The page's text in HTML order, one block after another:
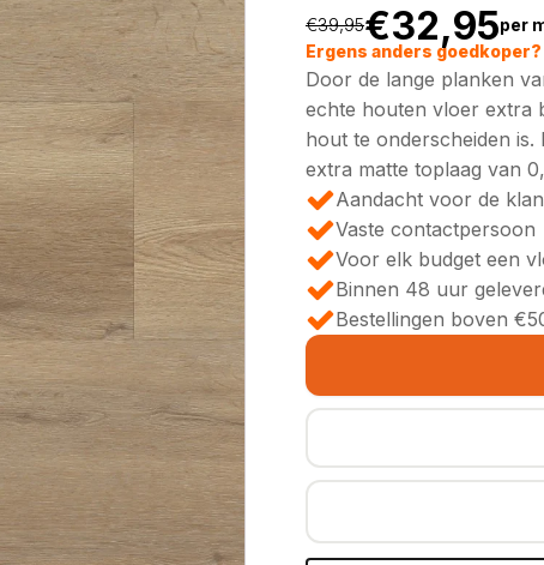
€39,95
prijs
was:
€39,95.
€32,95
Huidige
prijs
is:
€32,95.
per
Ergens anders
Door de lange planken
echte houten vloer extra
hout te onderscheiden
extra matte toplaag van
Aandacht voor de
Vaste contactpersoon
Voor elk budget een
Binnen 48 uur
Bestellingen boven